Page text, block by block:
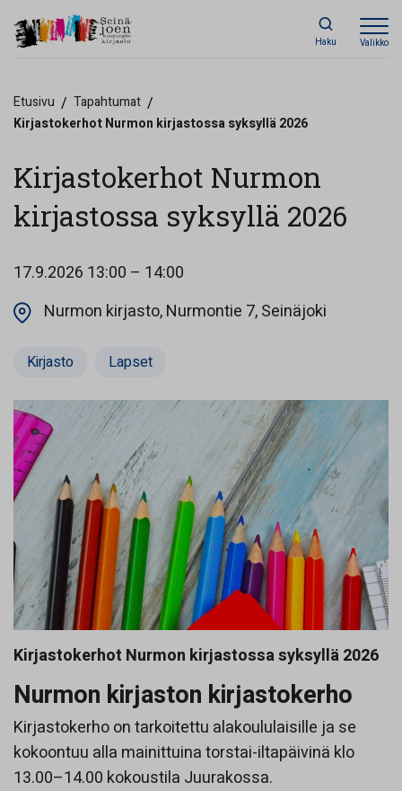
Haku Valikko
Etusivu / Tapahtumat /
Kirjastokerhot Nurmon kirjastossa syksyllä 2026
Kirjastokerhot Nurmon
kirjastossa syksyllä 2026
17.9.2026 13:00 – 14:00
Nurmon kirjasto, Nurmontie 7, Seinäjoki
Kirjasto Lapset
Kirjastokerhot Nurmon kirjastossa syksyllä 2026
Nurmon kirjaston kirjastokerho
Kirjastokerho on tarkoitettu alakoululaisille ja se
kokoontuu alla mainittuina torstai-iltapäivinä klo
13.00–14.00 kokoustila Juurakossa.